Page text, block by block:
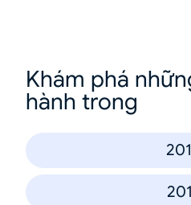
Khám phá
hành trong